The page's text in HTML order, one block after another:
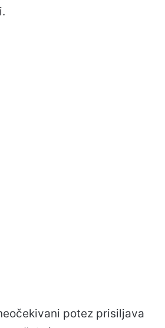
potez prisiljava